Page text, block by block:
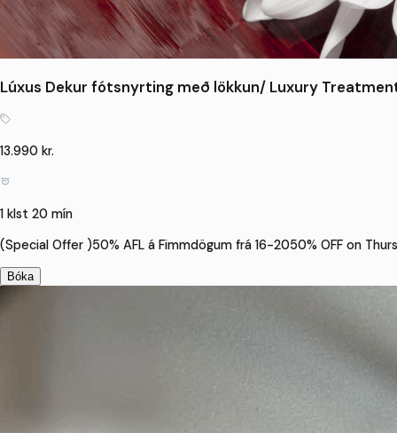
Lúxus Dekur fótsnyrting með lökkun/ Luxury
13.990 kr.
1 klst 20 mín
(Special Offer )50% AFL á Fimmdögum frá 16-2050% OFF on
Bóka